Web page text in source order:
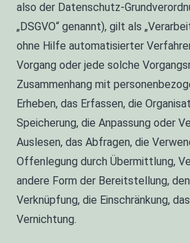
also der Datenschutz-
„DSGVO“ genannt), gilt als
ohne Hilfe automatisierter
Vorgang oder jede solche
Zusammenhang mit
Erheben, das Erfassen, die
Speicherung, die Anpassung oder
Auslesen, das Abfragen, die
Offenlegung durch Übermittlung,
andere Form der Bereitstellung,
Verknüpfung, die Einschränkung,
Vernichtung.